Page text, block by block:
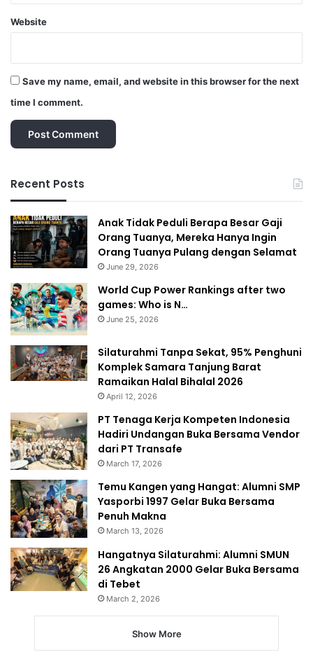
Website
Save my name, email, and website in this browser for the next
time I comment.
Recent Posts
Anak Tidak Peduli Berapa Besar Gaji
Orang Tuanya, Mereka Hanya Ingin
Orang Tuanya Pulang dengan Selamat
June 29, 2026
World Cup Power Rankings after two
games: Who is N…
June 25, 2026
Silaturahmi Tanpa Sekat, 95% Penghuni
Komplek Samara Tanjung Barat
Ramaikan Halal Bihalal 2026
April 12, 2026
PT Tenaga Kerja Kompeten Indonesia
Hadiri Undangan Buka Bersama Vendor
dari PT Transafe
March 17, 2026
Temu Kangen yang Hangat: Alumni SMP
Yasporbi 1997 Gelar Buka Bersama
Penuh Makna
March 13, 2026
Hangatnya Silaturahmi: Alumni SMUN
26 Angkatan 2000 Gelar Buka Bersama
di Tebet
March 2, 2026
Show More